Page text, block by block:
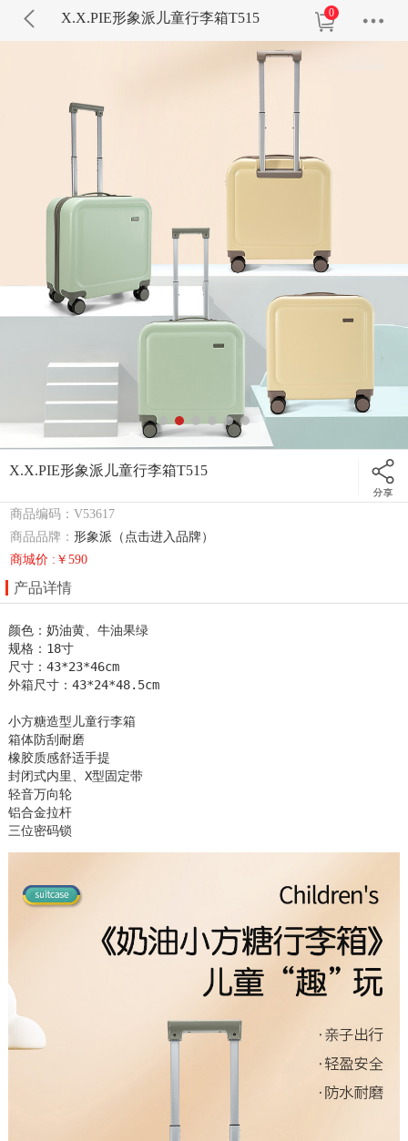
X.X.PIE形象派儿童行李箱T515 0
X.X.PIE形象派儿童行李箱T515
商品编码：V53617
商品品牌：形象派（点击进入品牌）
商城价 :￥590
产品详情
颜色：奶油黄、牛油果绿
规格：18寸
尺寸：43*23*46cm
外箱尺寸：43*24*48.5cm
小方糖造型儿童行李箱
箱体防刮耐磨
橡胶质感舒适手提
封闭式内里、X型固定带
轻音万向轮
铝合金拉杆
三位密码锁